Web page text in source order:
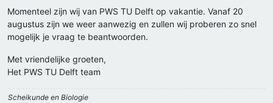
Momenteel zijn wij van PWS TU Delft op vakantie. Vanaf 20
augustus zijn we weer aanwezig en zullen wij proberen zo snel
mogelijk je vraag te beantwoorden.
Met vriendelijke groeten,
Het PWS TU Delft team
Scheikunde en Biologie